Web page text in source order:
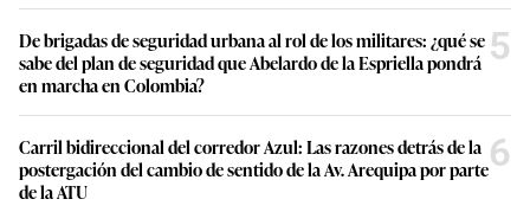
De brigadas de seguridad urbana al rol de los militares: ¿qué se
sabe del plan de seguridad que Abelardo de la Espriella pondrá
en marcha en Colombia?
5
Carril bidireccional del corredor Azul: Las razones detrás de la
postergación del cambio de sentido de la Av. Arequipa por parte
de la ATU
6